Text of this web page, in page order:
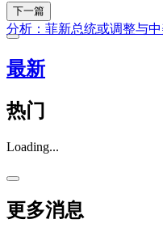
下一篇
分析：菲新总统或调整与
最新
热门
Loading...
更多消息